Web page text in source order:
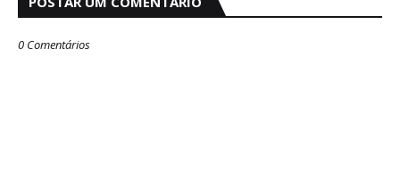
0 Comentários